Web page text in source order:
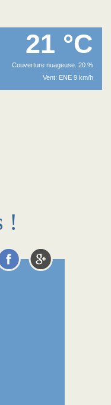
21 °C
Couverture nuageuse: 20 %
Vent: ENE 9 km/h
!